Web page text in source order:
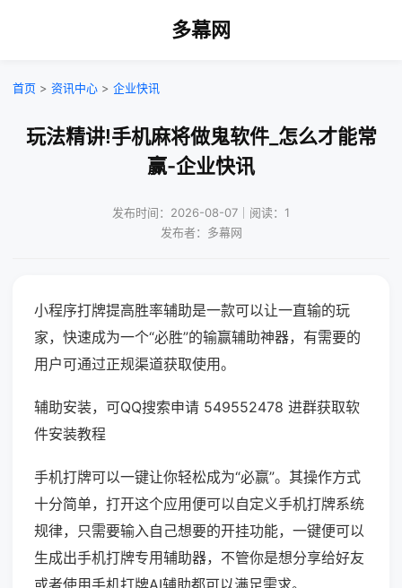
多幕网
首页 > 资讯中心 > 企业快讯
玩法精讲!手机麻将做鬼软件_怎么才能常
赢-企业快讯
发布时间：2026-08-07｜阅读：1
发布者：多幕网
小程序打牌提高胜率辅助是一款可以让一直输的玩
家，快速成为一个“必胜”的输赢辅助神器，有需要的
用户可通过正规渠道获取使用。
辅助安装，可QQ搜索申请 549552478 进群获取软
件安装教程
手机打牌可以一键让你轻松成为“必赢”。其操作方式
十分简单，打开这个应用便可以自定义手机打牌系统
规律，只需要输入自己想要的开挂功能，一键便可以
生成出手机打牌专用辅助器，不管你是想分享给好友
或者使用手机打牌AI辅助都可以满足需求。